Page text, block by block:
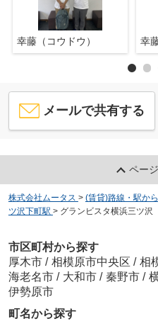
幸藤（コウドウ） 幸
メールで共有する
ペー
株式会社ムータス > (賃貸)路線・駅か
ツ沢下町駅 > グランビスタ横浜三ツ沢
市区町村から探す
厚木市 / 相模原市中央区 / 相
海老名市 / 大和市 / 秦野市 /
伊勢原市
町名から探す